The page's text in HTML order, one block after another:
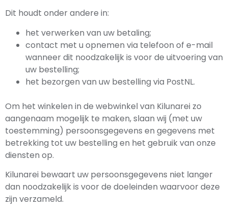
Dit houdt onder andere in:
het verwerken van uw betaling;
contact met u opnemen via telefoon of e-mail
wanneer dit noodzakelijk is voor de uitvoering van
uw bestelling;
het bezorgen van uw bestelling via PostNL.
Om het winkelen in de webwinkel van Kilunarei zo
aangenaam mogelijk te maken, slaan wij (met uw
toestemming) persoonsgegevens en gegevens met
betrekking tot uw bestelling en het gebruik van onze
diensten op.
Kilunarei bewaart uw persoonsgegevens niet langer
dan noodzakelijk is voor de doeleinden waarvoor deze
zijn verzameld.